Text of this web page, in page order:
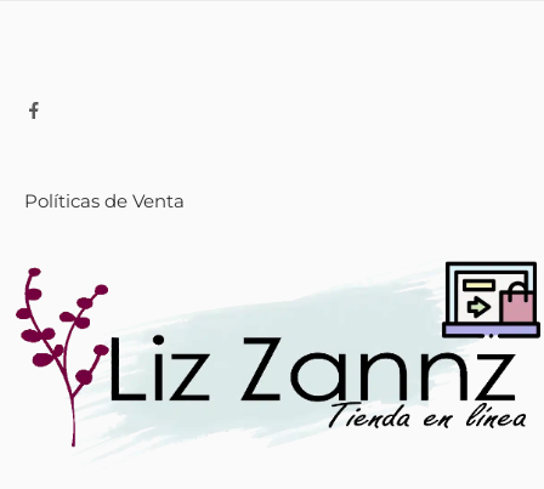
Políticas de Venta